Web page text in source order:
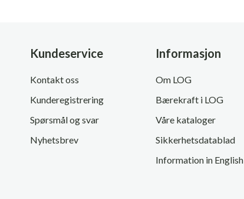
Kundeservice
Kontakt oss
Kunderegistrering
Spørsmål og svar
Nyhetsbrev
Informasjon
Om LOG
Bærekraft i LOG
Våre kataloger
Sikkerhetsdatablad
Information in English